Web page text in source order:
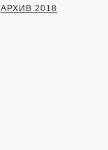
АРХИВ 2018